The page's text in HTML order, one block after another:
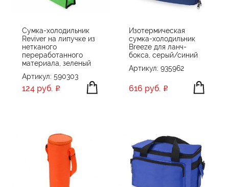
Сумка-холодильник
Reviver на липучке из
нетканого
переработанного
материала, зеленый
Артикул: 590303
124 руб.
Изотермическая
сумка-холодильник
Breeze для ланч-
бокса, серый/синий
Артикул: 935962
616 руб.